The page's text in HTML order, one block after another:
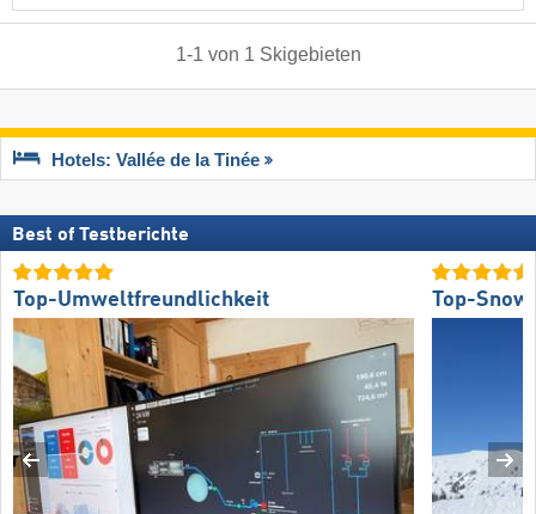
1-1 von 1 Skigebieten
Hotels: Vallée de la Tinée
Best of Testberichte
Top-Umweltfreundlichkeit Top-